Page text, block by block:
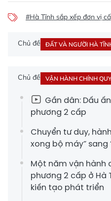
#Hà Tĩnh sắp xếp đơn vị
Chủ đề ĐẤT VÀ NGƯỜI HÀ
Chủ đề VẬN HÀNH CHÍNH
Gần dân: Dấu
phương 2 cấp
Chuyển tư duy,
xong bộ máy”
Một năm vận hành
phương 2 cấp ở Hà
kiến tạo phát triển